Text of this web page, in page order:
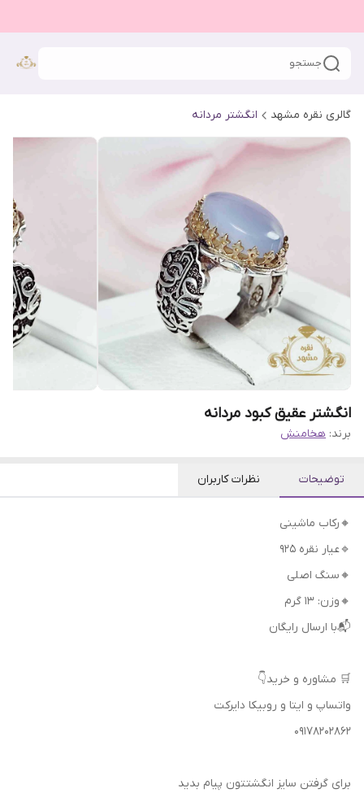
جستجو
گالری نقره مشهد انگشتر مردانه
انگشتر عقیق کبود مردانه
برند: هخامنش
توضیحات نظرات کاربران
🔸رکاب ماشینی
🔹عیار نقره 925
🔸سنگ اصلی
🔸وزن: ۱۳ گرم
📬با ارسال رایگان
🛒 مشاوره و خرید👇
واتساپ و ایتا و روبیکا دایرکت
09178202862
برای گرفتن سایز انگشتتون پیام بدید